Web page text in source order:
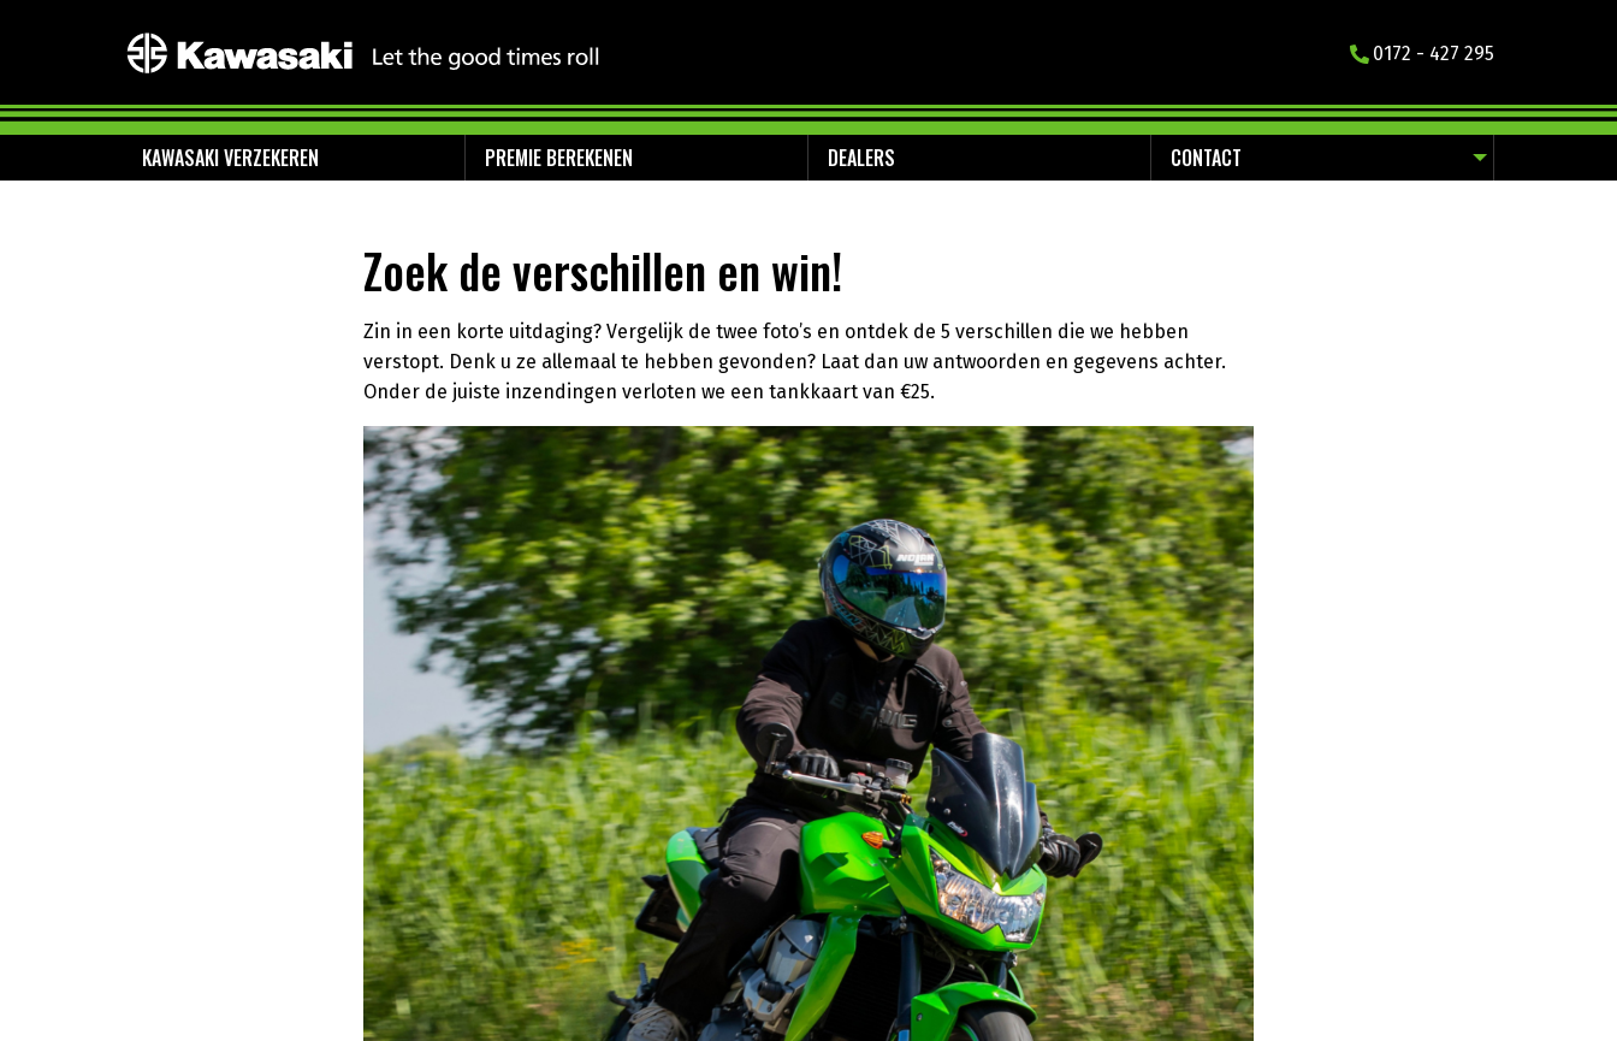
0172 - 427 295
KAWASAKI VERZEKEREN PREMIE BEREKENEN DEALERS CONTACT
Zoek de verschillen en win!
Zin in een korte uitdaging? Vergelijk de twee foto’s en ontdek de 5 verschillen die we hebben
verstopt. Denk u ze allemaal te hebben gevonden? Laat dan uw antwoorden en gegevens achter.
Onder de juiste inzendingen verloten we een tankkaart van €25.